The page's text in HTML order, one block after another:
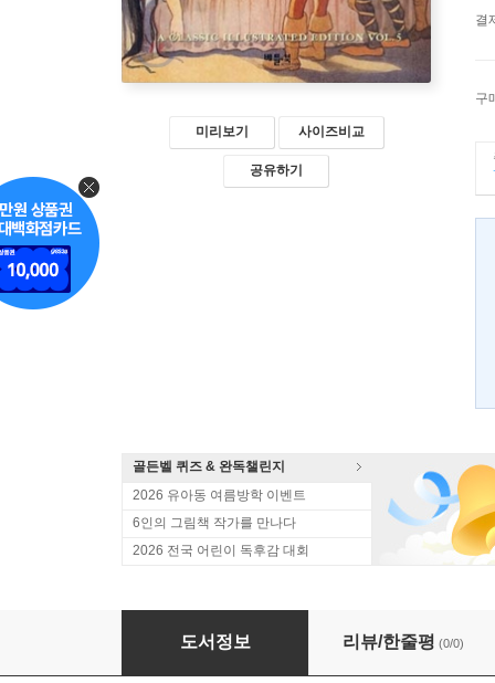
미리보기 사이즈비교
공유하기
결
구
골든벨 퀴즈 & 완독챌린지
2026 유아동 여름방학 이벤트
6인의 그림책 작가를 만나다
2026 전국 어린이 독후감 대회
백설 공주와 일곱 난쟁이
도서정보 리뷰/한줄평 (0/0)